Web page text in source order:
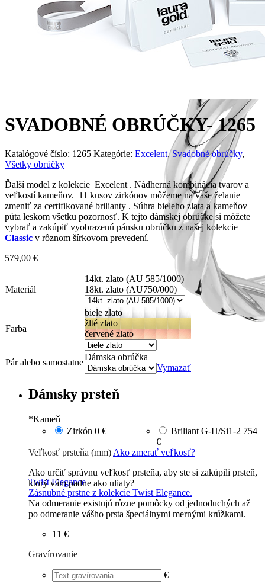
Twist Elegance
Zásnubné prstne z kolekcie Twist Elegance.
SVADOBNÉ OBRÚČKY- 1265
Katalógové číslo: 1265 Kategórie: Excelent, Svadobné obrúčky,
Všetky obrúčky
Ďalší model z kolekcie Excelent . Nádherná kombinácia tvarov a
veľkostí kameňov. 11 kusov zirkónov môžeme na vaše želanie
zmeniť za certifikované brilianty . Súhra bieleho zlata a kameňov
púta leskom všetku pozornosť. K tejto dámskej obrúčke si môžete
vybrať a zakúpiť vyobrazenú pánsku obrúčku z našej kolekcie
Classic v rôznom šírkovom prevedení.
579,00 €
Materiál
14kt. zlato (AU 585/1000)
18kt. zlato (AU750/000)
Farba
biele zlato
žlté zlato
červené zlato
Pár alebo samostatne
Dámska obrúčka
Vymazať
Dámsky prsteň
*Kameň
Zirkón 0 € Briliant G-H/Si1-2 754
€
Veľkosť prsteňa (mm) Ako zmerať veľkosť?
Ako určiť správnu veľkosť prsteňa, aby ste si zakúpili prsteň,
ktorý vám padne ako uliaty?
Na odmeranie existujú rôzne pomôcky od jednoduchých až
po odmeranie vášho prsta špeciálnymi mernými krúžkami.
11 €
Gravírovanie
€